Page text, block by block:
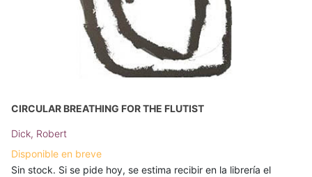
CIRCULAR BREATHING FOR THE FLUTIST
Dick, Robert
Disponible en breve
Sin stock. Si se pide hoy, se estima recibir en la librería el